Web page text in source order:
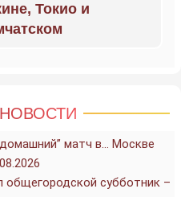
Токио и
матч в… Москве
субботник –